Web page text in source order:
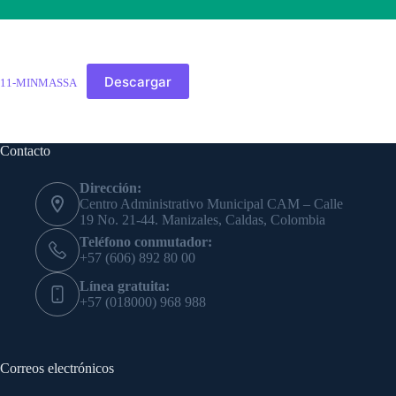
11-MINMASSA Descargar
Contacto
Dirección:
Centro Administrativo Municipal CAM – Calle
19 No. 21-44. Manizales, Caldas, Colombia
Teléfono conmutador:
+57 (606) 892 80 00
Línea gratuita:
+57 (018000) 968 988
Correos electrónicos